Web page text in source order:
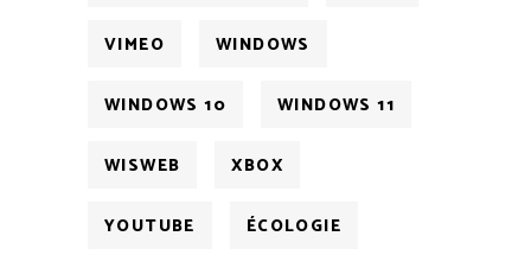
VIMEO WINDOWS
WINDOWS 10 WINDOWS 11
WISWEB XBOX
YOUTUBE ÉCOLOGIE